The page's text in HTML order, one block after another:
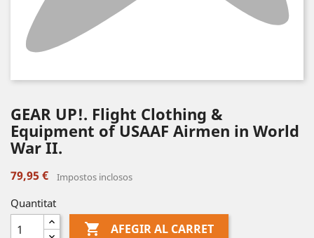
GEAR UP!. Flight Clothing &
Equipment of USAAF Airmen in World
War II.
79,95 € Impostos inclosos
Quantitat
 AFEGIR AL CARRET